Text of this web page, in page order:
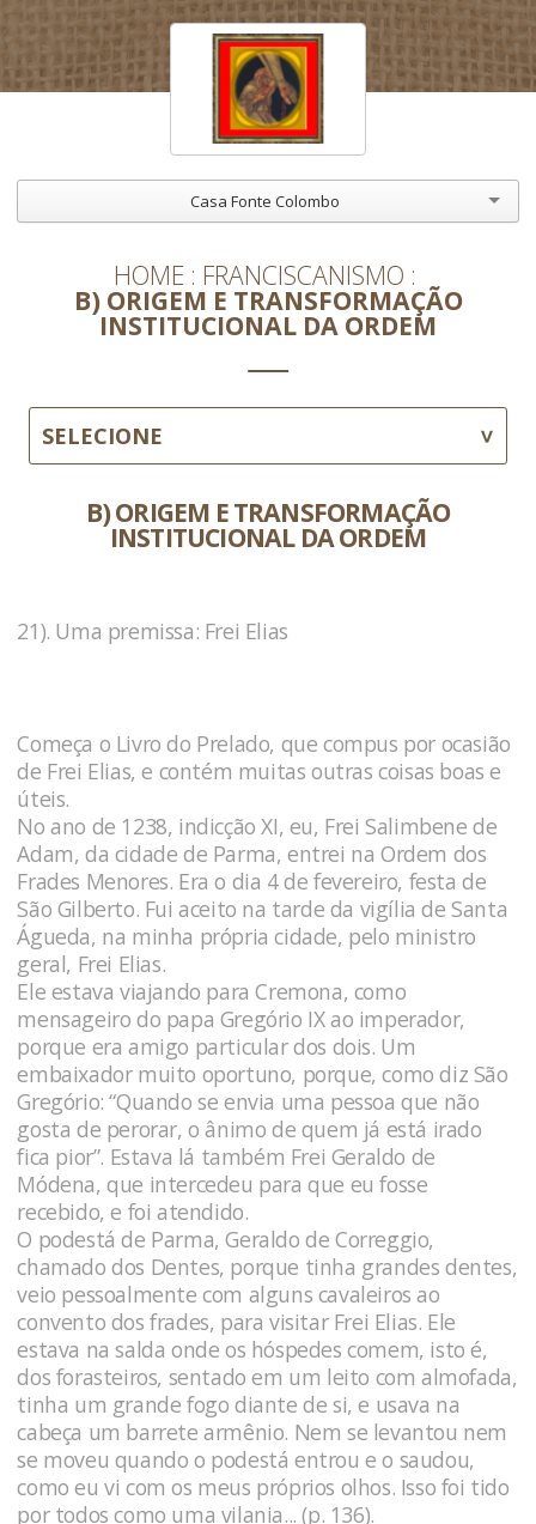
Casa Fonte Colombo
HOME FRANCISCANISMO
B) ORIGEM E TRANSFORMAÇÃO
INSTITUCIONAL DA ORDEM
SELECIONE
B) ORIGEM E TRANSFORMAÇÃO
INSTITUCIONAL DA ORDEM
21). Uma premissa: Frei Elias
Começa o Livro do Prelado, que compus por ocasião
de Frei Elias, e contém muitas outras coisas boas e
úteis.
No ano de 1238, indicção XI, eu, Frei Salimbene de
Adam, da cidade de Parma, entrei na Ordem dos
Frades Menores. Era o dia 4 de fevereiro, festa de
São Gilberto. Fui aceito na tarde da vigília de Santa
Águeda, na minha própria cidade, pelo ministro
geral, Frei Elias.
Ele estava viajando para Cremona, como
mensageiro do papa Gregório IX ao imperador,
porque era amigo particular dos dois. Um
embaixador muito oportuno, porque, como diz São
Gregório: “Quando se envia uma pessoa que não
gosta de perorar, o ânimo de quem já está irado
fica pior”. Estava lá também Frei Geraldo de
Módena, que intercedeu para que eu fosse
recebido, e foi atendido.
O podestá de Parma, Geraldo de Correggio,
chamado dos Dentes, porque tinha grandes dentes,
veio pessoalmente com alguns cavaleiros ao
convento dos frades, para visitar Frei Elias. Ele
estava na salda onde os hóspedes comem, isto é,
dos forasteiros, sentado em um leito com almofada,
tinha um grande fogo diante de si, e usava na
cabeça um barrete armênio. Nem se levantou nem
se moveu quando o podestá entrou e o saudou,
como eu vi com os meus próprios olhos. Isso foi tido
por todos como uma vilania... (p. 136).